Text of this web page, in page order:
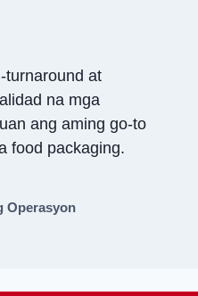
turnaround at
na mga
ang aming go-to
food packaging.
Operasyon